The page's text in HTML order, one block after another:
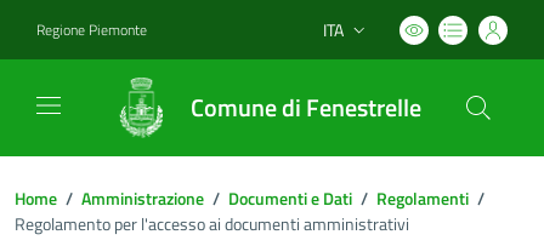
Regione Piemonte Lingua attiva:
ITA
Comune di Fenestrelle
Home / Amministrazione / Documenti e Dati / Regolamenti /
Regolamento per l'accesso ai documenti amministrativi